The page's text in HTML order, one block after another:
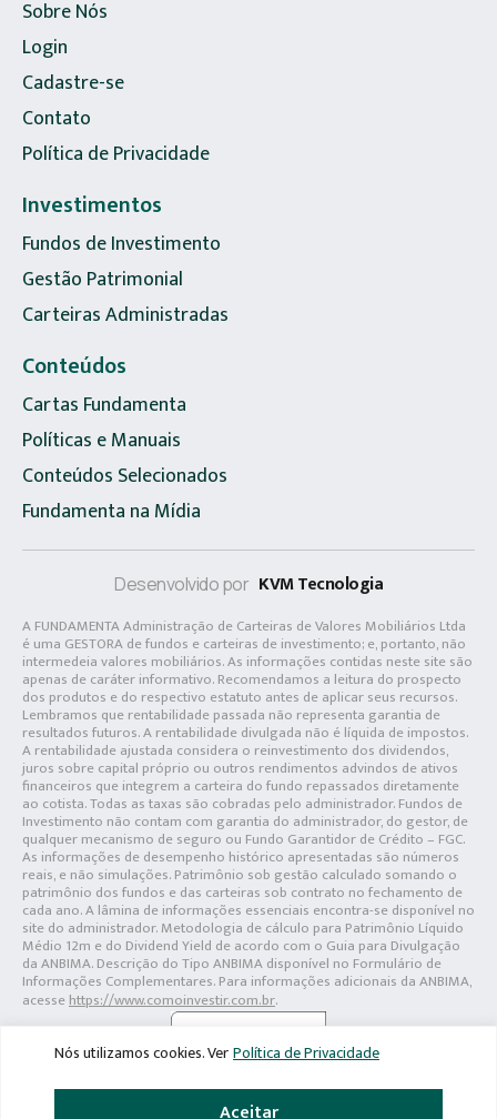
Nós utilizamos cookies. VerPolítica de Privacidade
Aceitar
Sobre Nós
Login
Cadastre-se
Contato
Política de Privacidade
Investimentos
Fundos de Investimento
Gestão Patrimonial
Carteiras Administradas
Conteúdos
Cartas Fundamenta
Políticas e Manuais
Conteúdos Selecionados
Fundamenta na Mídia
Desenvolvido por KVM Tecnologia
A FUNDAMENTA Administração de Carteiras de Valores Mobiliários Ltda
é uma GESTORA de fundos e carteiras de investimento; e, portanto, não
intermedeia valores mobiliários. As informações contidas neste site são
apenas de caráter informativo. Recomendamos a leitura do prospecto
dos produtos e do respectivo estatuto antes de aplicar seus recursos.
Lembramos que rentabilidade passada não representa garantia de
resultados futuros. A rentabilidade divulgada não é líquida de impostos.
A rentabilidade ajustada considera o reinvestimento dos dividendos,
juros sobre capital próprio ou outros rendimentos advindos de ativos
financeiros que integrem a carteira do fundo repassados diretamente
ao cotista. Todas as taxas são cobradas pelo administrador. Fundos de
Investimento não contam com garantia do administrador, do gestor, de
qualquer mecanismo de seguro ou Fundo Garantidor de Crédito – FGC.
As informações de desempenho histórico apresentadas são números
reais, e não simulações. Patrimônio sob gestão calculado somando o
patrimônio dos fundos e das carteiras sob contrato no fechamento de
cada ano. A lâmina de informações essenciais encontra-se disponível no
site do administrador. Metodologia de cálculo para Patrimônio Líquido
Médio 12m e do Dividend Yield de acordo com o Guia para Divulgação
da ANBIMA. Descrição do Tipo ANBIMA disponível no Formulário de
Informações Complementares. Para informações adicionais da ANBIMA,
acessehttps://www.comoinvestir.com.br.